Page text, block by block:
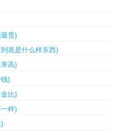
贵)
底是什么样东西)
高)
)
比)
样)